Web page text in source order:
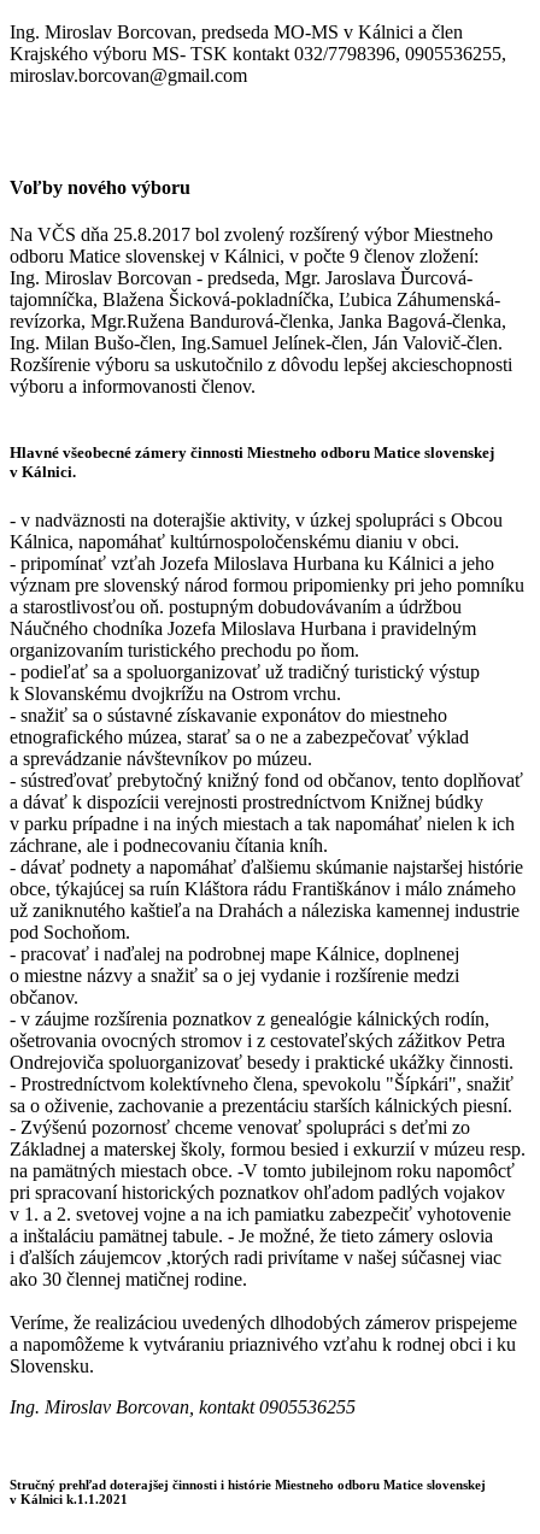
Ing. Miroslav Borcovan, predseda MO-MS v Kálnici a člen
Krajského výboru MS- TSK kontakt 032/7798396, 0905536255,
miroslav.borcovan@gmail.com
Voľby nového výboru
Na VČS dňa 25.8.2017 bol zvolený rozšírený výbor Miestneho
odboru Matice slovenskej v Kálnici, v počte 9 členov zložení:
Ing. Miroslav Borcovan - predseda, Mgr. Jaroslava Ďurcová-
tajomníčka, Blažena Šicková-pokladníčka, Ľubica Záhumenská-
revízorka, Mgr.Ružena Bandurová-členka, Janka Bagová-členka,
Ing. Milan Bušo-člen, Ing.Samuel Jelínek-člen, Ján Valovič-člen.
Rozšírenie výboru sa uskutočnilo z dôvodu lepšej akcieschopnosti
výboru a informovanosti členov.
Hlavné všeobecné zámery činnosti Miestneho odboru Matice slovenskej
v Kálnici.
- v nadväznosti na doterajšie aktivity, v úzkej spolupráci s Obcou
Kálnica, napomáhať kultúrnospoločenskému dianiu v obci.
- pripomínať vzťah Jozefa Miloslava Hurbana ku Kálnici a jeho
význam pre slovenský národ formou pripomienky pri jeho pomníku
a starostlivosťou oň. postupným dobudovávaním a údržbou
Náučného chodníka Jozefa Miloslava Hurbana i pravidelným
organizovaním turistického prechodu po ňom.
- podieľať sa a spoluorganizovať už tradičný turistický výstup
k Slovanskému dvojkrížu na Ostrom vrchu.
- snažiť sa o sústavné získavanie exponátov do miestneho
etnografického múzea, starať sa o ne a zabezpečovať výklad
a sprevádzanie návštevníkov po múzeu.
- sústreďovať prebytočný knižný fond od občanov, tento doplňovať
a dávať k dispozícii verejnosti prostredníctvom Knižnej búdky
v parku prípadne i na iných miestach a tak napomáhať nielen k ich
záchrane, ale i podnecovaniu čítania kníh.
- dávať podnety a napomáhať ďalšiemu skúmanie najstaršej histórie
obce, týkajúcej sa ruín Kláštora rádu Františkánov i málo známeho
už zaniknutého kaštieľa na Drahách a náleziska kamennej industrie
pod Sochoňom.
- pracovať i naďalej na podrobnej mape Kálnice, doplnenej
o miestne názvy a snažiť sa o jej vydanie i rozšírenie medzi
občanov.
- v záujme rozšírenia poznatkov z genealógie kálnických rodín,
ošetrovania ovocných stromov i z cestovateľských zážitkov Petra
Ondrejoviča spoluorganizovať besedy i praktické ukážky činnosti.
- Prostredníctvom kolektívneho člena, spevokolu "Šípkári", snažiť
sa o oživenie, zachovanie a prezentáciu starších kálnických piesní.
- Zvýšenú pozornosť chceme venovať spolupráci s deťmi zo
Základnej a materskej školy, formou besied i exkurzií v múzeu resp.
na pamätných miestach obce. -V tomto jubilejnom roku napomôcť
pri spracovaní historických poznatkov ohľadom padlých vojakov
v 1. a 2. svetovej vojne a na ich pamiatku zabezpečiť vyhotovenie
a inštaláciu pamätnej tabule. - Je možné, že tieto zámery oslovia
i ďalších záujemcov ,ktorých radi privítame v našej súčasnej viac
ako 30 člennej matičnej rodine.
Veríme, že realizáciou uvedených dlhodobých zámerov prispejeme
a napomôžeme k vytváraniu priaznivého vzťahu k rodnej obci i ku
Slovensku.
Ing. Miroslav Borcovan, kontakt 0905536255
Stručný prehľad doterajšej činnosti i histórie Miestneho odboru Matice slovenskej
v Kálnici k.1.1.2021